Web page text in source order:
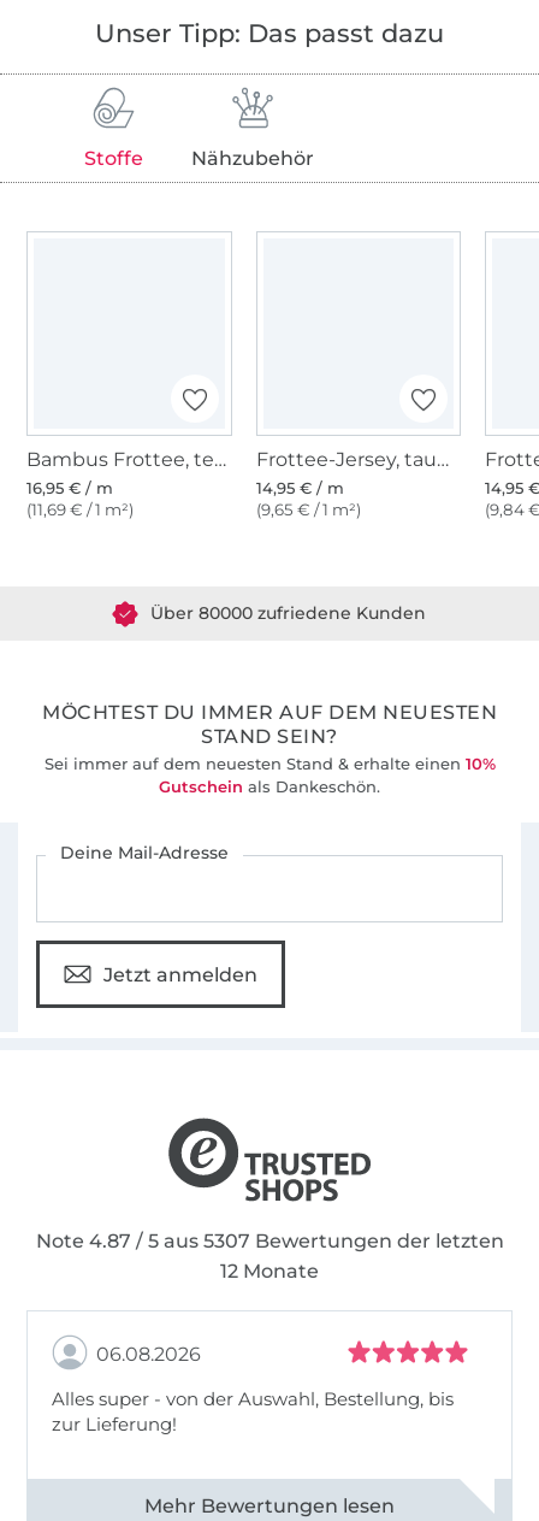
Unser Tipp: Das passt dazu
Stoffe Nähzubehör
Bambus Frottee, terracotta
16,95 € / m
(11,69 € / 1 m²)
Frottee-Jersey, taubenblau
14,95 € / m
(9,65 € / 1 m²)
14,95
(9,84
Über 80000 zufriedene Kunden
MÖCHTEST DU IMMER AUF DEM NEUESTEN
STAND SEIN?
Sei immer auf dem neuesten Stand & erhalte einen 10%
Gutschein als Dankeschön.
Deine Mail-Adresse
Jetzt anmelden
Note 4.87 / 5 aus 5307 Bewertungen der letzten
12 Monate
06.08.2026
Alles super - von der Auswahl, Bestellung, bis
zur Lieferung!
Alle 82968 Bewertungen ansehen